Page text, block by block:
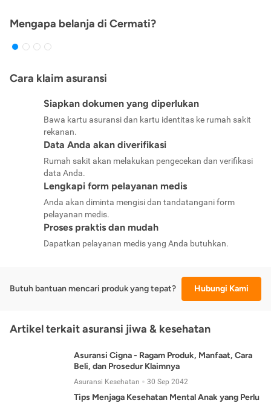
Mengapa belanja di Cermati?
Cara klaim asuransi
Siapkan dokumen yang diperlukan
Bawa kartu asuransi dan kartu identitas ke rumah sakit
rekanan.
Data Anda akan diverifikasi
Rumah sakit akan melakukan pengecekan dan verifikasi
data Anda.
Lengkapi form pelayanan medis
Anda akan diminta mengisi dan tandatangani form
pelayanan medis.
Proses praktis dan mudah
Dapatkan pelayanan medis yang Anda butuhkan.
Butuh bantuan mencari produk yang tepat? Hubungi Kami
Artikel terkait asuransi jiwa & kesehatan
Asuransi Cigna - Ragam Produk, Manfaat, Cara
Beli, dan Prosedur Klaimnya
Asuransi Kesehatan 30 Sep 2042
Tips Menjaga Kesehatan Mental Anak yang Perlu